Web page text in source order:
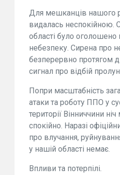
Для мешканців нашого
видалась неспокійною.
області було оголошено
небезпеку. Сирена про
безперервно протягом
сигнал про відбій
Попри масштабність
атаки та роботу ППО у
території Вінниччини
спокійно. Наразі
про влучання,
у нашій області немає.
Впливи та потерпілі.